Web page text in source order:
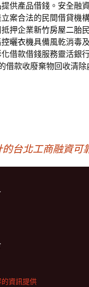
供產品借錢。安全融資
案合法的民間借貸機
押企業新竹房屋二胎民
曬衣機具備風乾消毒及
借款借錢服務靈活銀
借款收廢棄物回收清除
的台北工商融資
資訊提供